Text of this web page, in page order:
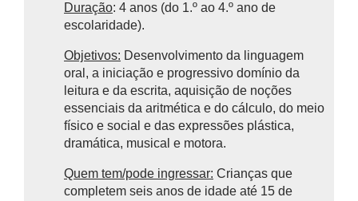
Duração: 4 anos (do 1.º ao 4.º ano de
escolaridade).
Objetivos: Desenvolvimento da linguagem
oral, a iniciação e progressivo domínio da
leitura e da escrita, aquisição de noções
essenciais da aritmética e do cálculo, do meio
físico e social e das expressões plástica,
dramática, musical e motora.
Quem tem/pode ingressar: Crianças que
completem seis anos de idade até 15 de